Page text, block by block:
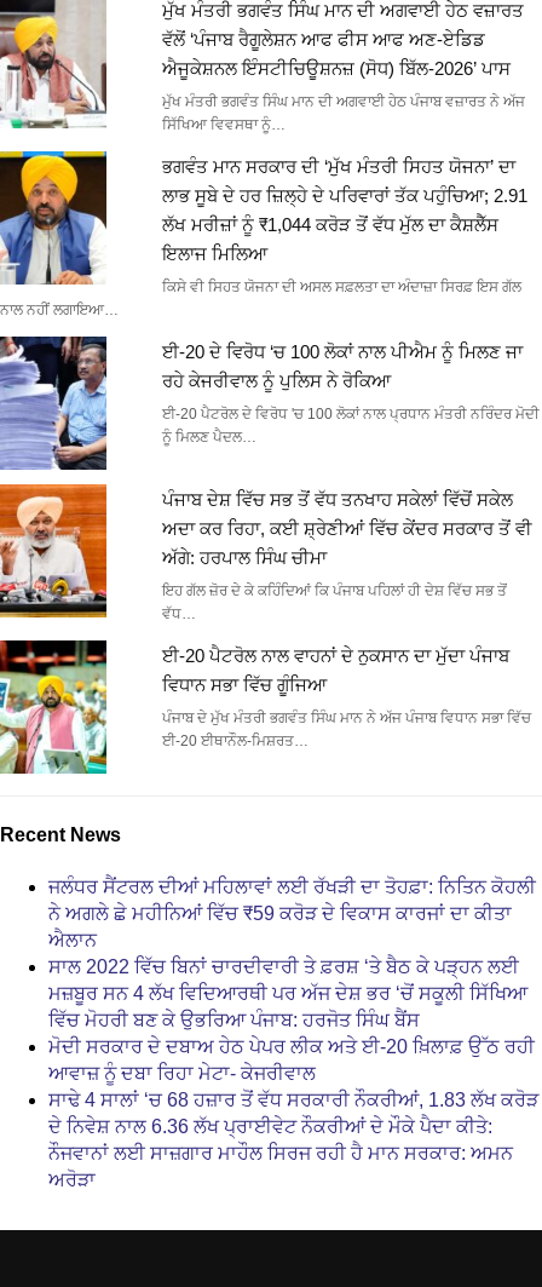
ਮੁੱਖ ਮੰਤਰੀ ਭਗਵੰਤ ਸਿੰਘ ਮਾਨ ਦੀ ਅਗਵਾਈ ਹੇਠ ਵਜ਼ਾਰਤ
ਵੱਲੋਂ ‘ਪੰਜਾਬ ਰੈਗੂਲੇਸ਼ਨ ਆਫ ਫੀਸ ਆਫ ਅਣ-ਏਡਿਡ
ਐਜੂਕੇਸ਼ਨਲ ਇੰਸਟੀਚਿਊਸ਼ਨਜ਼ (ਸੋਧ) ਬਿੱਲ-2026’ ਪਾਸ
ਮੁੱਖ ਮੰਤਰੀ ਭਗਵੰਤ ਸਿੰਘ ਮਾਨ ਦੀ ਅਗਵਾਈ ਹੇਠ ਪੰਜਾਬ ਵਜ਼ਾਰਤ ਨੇ ਅੱਜ
ਸਿੱਖਿਆ ਵਿਵਸਥਾ ਨੂੰ…
ਭਗਵੰਤ ਮਾਨ ਸਰਕਾਰ ਦੀ ‘ਮੁੱਖ ਮੰਤਰੀ ਸਿਹਤ ਯੋਜਨਾ’ ਦਾ
ਲਾਭ ਸੂਬੇ ਦੇ ਹਰ ਜ਼ਿਲ੍ਹੇ ਦੇ ਪਰਿਵਾਰਾਂ ਤੱਕ ਪਹੁੰਚਿਆ; 2.91
ਲੱਖ ਮਰੀਜ਼ਾਂ ਨੂੰ ₹1,044 ਕਰੋੜ ਤੋਂ ਵੱਧ ਮੁੱਲ ਦਾ ਕੈਸ਼ਲੈੱਸ
ਇਲਾਜ ਮਿਲਿਆ
ਕਿਸੇ ਵੀ ਸਿਹਤ ਯੋਜਨਾ ਦੀ ਅਸਲ ਸਫ਼ਲਤਾ ਦਾ ਅੰਦਾਜ਼ਾ ਸਿਰਫ਼ ਇਸ ਗੱਲ
ਨਾਲ ਨਹੀਂ ਲਗਾਇਆ…
ਈ-20 ਦੇ ਵਿਰੋਧ ‘ਚ 100 ਲੋਕਾਂ ਨਾਲ ਪੀਐਮ ਨੂੰ ਮਿਲਣ ਜਾ
ਰਹੇ ਕੇਜਰੀਵਾਲ ਨੂੰ ਪੁਲਿਸ ਨੇ ਰੋਕਿਆ
ਈ-20 ਪੈਟਰੋਲ ਦੇ ਵਿਰੋਧ 'ਚ 100 ਲੋਕਾਂ ਨਾਲ ਪ੍ਰਧਾਨ ਮੰਤਰੀ ਨਰਿੰਦਰ ਮੋਦੀ
ਨੂੰ ਮਿਲਣ ਪੈਦਲ…
ਪੰਜਾਬ ਦੇਸ਼ ਵਿੱਚ ਸਭ ਤੋਂ ਵੱਧ ਤਨਖਾਹ ਸਕੇਲਾਂ ਵਿੱਚੋਂ ਸਕੇਲ
ਅਦਾ ਕਰ ਰਿਹਾ, ਕਈ ਸ਼੍ਰੇਣੀਆਂ ਵਿੱਚ ਕੇਂਦਰ ਸਰਕਾਰ ਤੋਂ ਵੀ
ਅੱਗੇ: ਹਰਪਾਲ ਸਿੰਘ ਚੀਮਾ
ਇਹ ਗੱਲ ਜ਼ੋਰ ਦੇ ਕੇ ਕਹਿੰਦਿਆਂ ਕਿ ਪੰਜਾਬ ਪਹਿਲਾਂ ਹੀ ਦੇਸ਼ ਵਿੱਚ ਸਭ ਤੋਂ
ਵੱਧ…
ਈ-20 ਪੈਟਰੋਲ ਨਾਲ ਵਾਹਨਾਂ ਦੇ ਨੁਕਸਾਨ ਦਾ ਮੁੱਦਾ ਪੰਜਾਬ
ਵਿਧਾਨ ਸਭਾ ਵਿੱਚ ਗੂੰਜਿਆ
ਪੰਜਾਬ ਦੇ ਮੁੱਖ ਮੰਤਰੀ ਭਗਵੰਤ ਸਿੰਘ ਮਾਨ ਨੇ ਅੱਜ ਪੰਜਾਬ ਵਿਧਾਨ ਸਭਾ ਵਿੱਚ
ਈ-20 ਈਥਾਨੌਲ-ਮਿਸ਼ਰਤ…
Recent News
ਜਲੰਧਰ ਸੈਂਟਰਲ ਦੀਆਂ ਮਹਿਲਾਵਾਂ ਲਈ ਰੱਖੜੀ ਦਾ ਤੋਹਫ਼ਾ: ਨਿਤਿਨ ਕੋਹਲੀ
ਨੇ ਅਗਲੇ ਛੇ ਮਹੀਨਿਆਂ ਵਿੱਚ ₹59 ਕਰੋੜ ਦੇ ਵਿਕਾਸ ਕਾਰਜਾਂ ਦਾ ਕੀਤਾ
ਐਲਾਨ
ਸਾਲ 2022 ਵਿੱਚ ਬਿਨਾਂ ਚਾਰਦੀਵਾਰੀ ਤੇ ਫ਼ਰਸ਼ ‘ਤੇ ਬੈਠ ਕੇ ਪੜ੍ਹਨ ਲਈ
ਮਜ਼ਬੂਰ ਸਨ 4 ਲੱਖ ਵਿਦਿਆਰਥੀ ਪਰ ਅੱਜ ਦੇਸ਼ ਭਰ ‘ਚੋਂ ਸਕੂਲੀ ਸਿੱਖਿਆ
ਵਿੱਚ ਮੋਹਰੀ ਬਣ ਕੇ ਉਭਰਿਆ ਪੰਜਾਬ: ਹਰਜੋਤ ਸਿੰਘ ਬੈਂਸ
ਮੋਦੀ ਸਰਕਾਰ ਦੇ ਦਬਾਅ ਹੇਠ ਪੇਪਰ ਲੀਕ ਅਤੇ ਈ-20 ਖ਼ਿਲਾਫ਼ ਉੱਠ ਰਹੀ
ਆਵਾਜ਼ ਨੂੰ ਦਬਾ ਰਿਹਾ ਮੇਟਾ- ਕੇਜਰੀਵਾਲ
ਸਾਢੇ 4 ਸਾਲਾਂ ‘ਚ 68 ਹਜ਼ਾਰ ਤੋਂ ਵੱਧ ਸਰਕਾਰੀ ਨੌਕਰੀਆਂ, 1.83 ਲੱਖ ਕਰੋੜ
ਦੇ ਨਿਵੇਸ਼ ਨਾਲ 6.36 ਲੱਖ ਪ੍ਰਾਈਵੇਟ ਨੌਕਰੀਆਂ ਦੇ ਮੌਕੇ ਪੈਦਾ ਕੀਤੇ:
ਨੌਜਵਾਨਾਂ ਲਈ ਸਾਜ਼ਗਾਰ ਮਾਹੌਲ ਸਿਰਜ ਰਹੀ ਹੈ ਮਾਨ ਸਰਕਾਰ: ਅਮਨ
ਅਰੋੜਾ